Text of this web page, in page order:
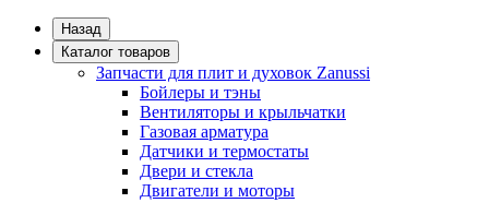
Назад
Каталог товаров
Запчасти для плит и духовок Zanussi
Бойлеры и тэны
Вентиляторы и крыльчатки
Газовая арматура
Датчики и термостаты
Двери и стекла
Двигатели и моторы